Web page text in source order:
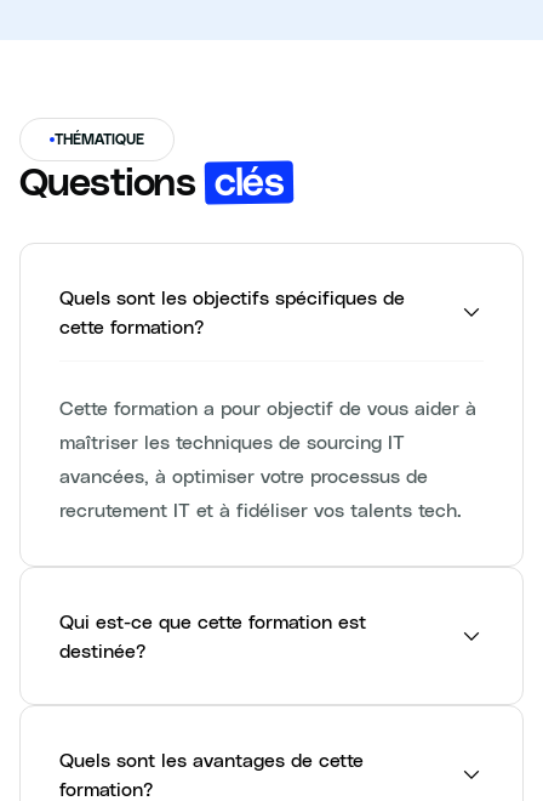
THÉMATIQUE
Questions clés
Quels sont les objectifs spécifiques de
cette formation?
Cette formation a pour objectif de vous aider à
maîtriser les techniques de sourcing IT
avancées, à optimiser votre processus de
recrutement IT et à fidéliser vos talents tech.
Qui est-ce que cette formation est
destinée?
Quels sont les avantages de cette
formation?